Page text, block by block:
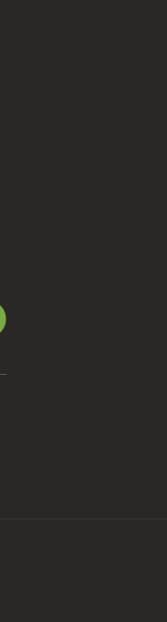
à
et
petite
la
a pas
et qu’il
nous a
mais ce